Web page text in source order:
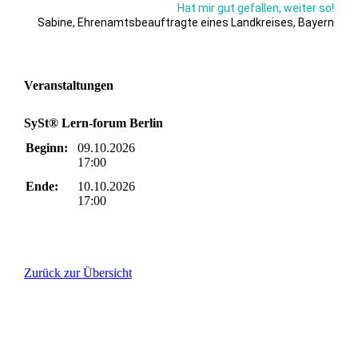
Hat mir gut gefallen, weiter so!
Sabine, Ehrenamtsbeauftragte eines Landkreises, Bayern
Veranstaltungen
SySt® Lern-forum Berlin
Beginn:
09.10.2026
17:00
Ende:
10.10.2026
17:00
Zurück zur Übersicht